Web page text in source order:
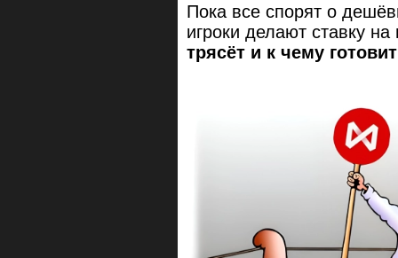
Пока все спорят о
игроки делают ставку
трясёт и к чему